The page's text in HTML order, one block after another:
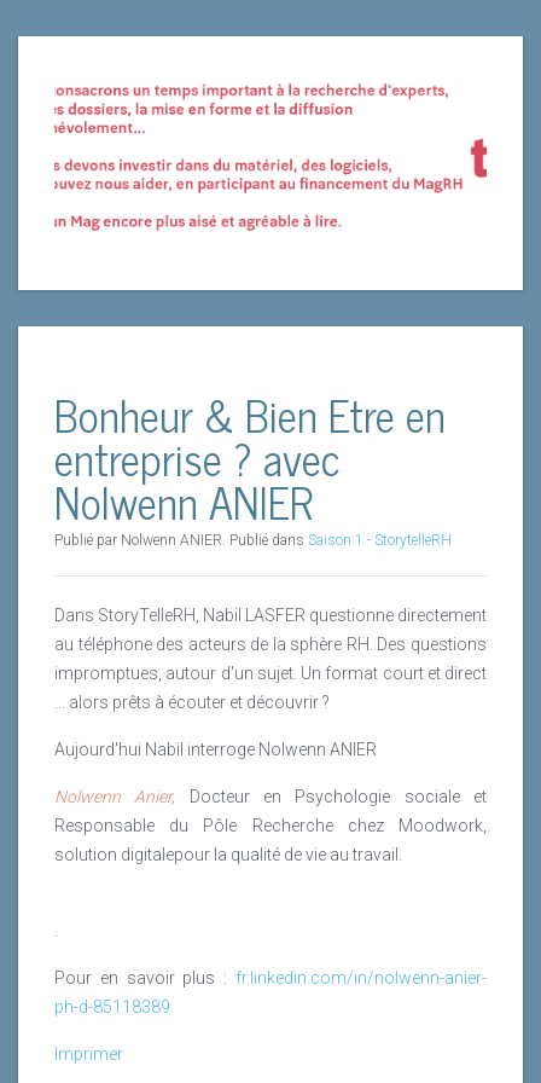
Bonheur & Bien Etre en
entreprise ? avec
Nolwenn ANIER
Publié par Nolwenn ANIER. Publié dans Saison 1 - StorytelleRH
Dans StoryTelleRH, Nabil LASFER questionne directement
au téléphone des acteurs de la sphère RH. Des questions
impromptues, autour d'un sujet. Un format court et direct
... alors prêts à écouter et découvrir ?
Aujourd'hui Nabil interroge Nolwenn ANIER
Nolwenn Anier,
Docteur en Psychologie sociale et
Responsable du Pôle Recherche chez Moodwork,
solution digitalepour la qualité de vie au travail.
Pour en savoir plus : fr.linkedin.com/in/nolwenn-anier-
ph-d-85118389
Imprimer